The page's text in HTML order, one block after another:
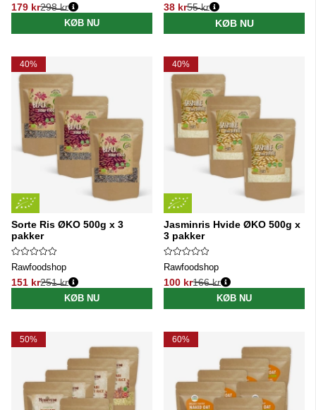
179 kr
Normalpris:
298 kr
KØB NU
38 kr
Normalpris:
55 kr
KØB NU
40%
Sorte Ris ØKO 500g x 3
pakker
Rawfoodshop
151 kr
Normalpris:
251 kr
KØB NU
40%
Jasminris Hvide ØKO 500g x
3 pakker
Rawfoodshop
100 kr
Normalpris:
166 kr
KØB NU
50% 60%